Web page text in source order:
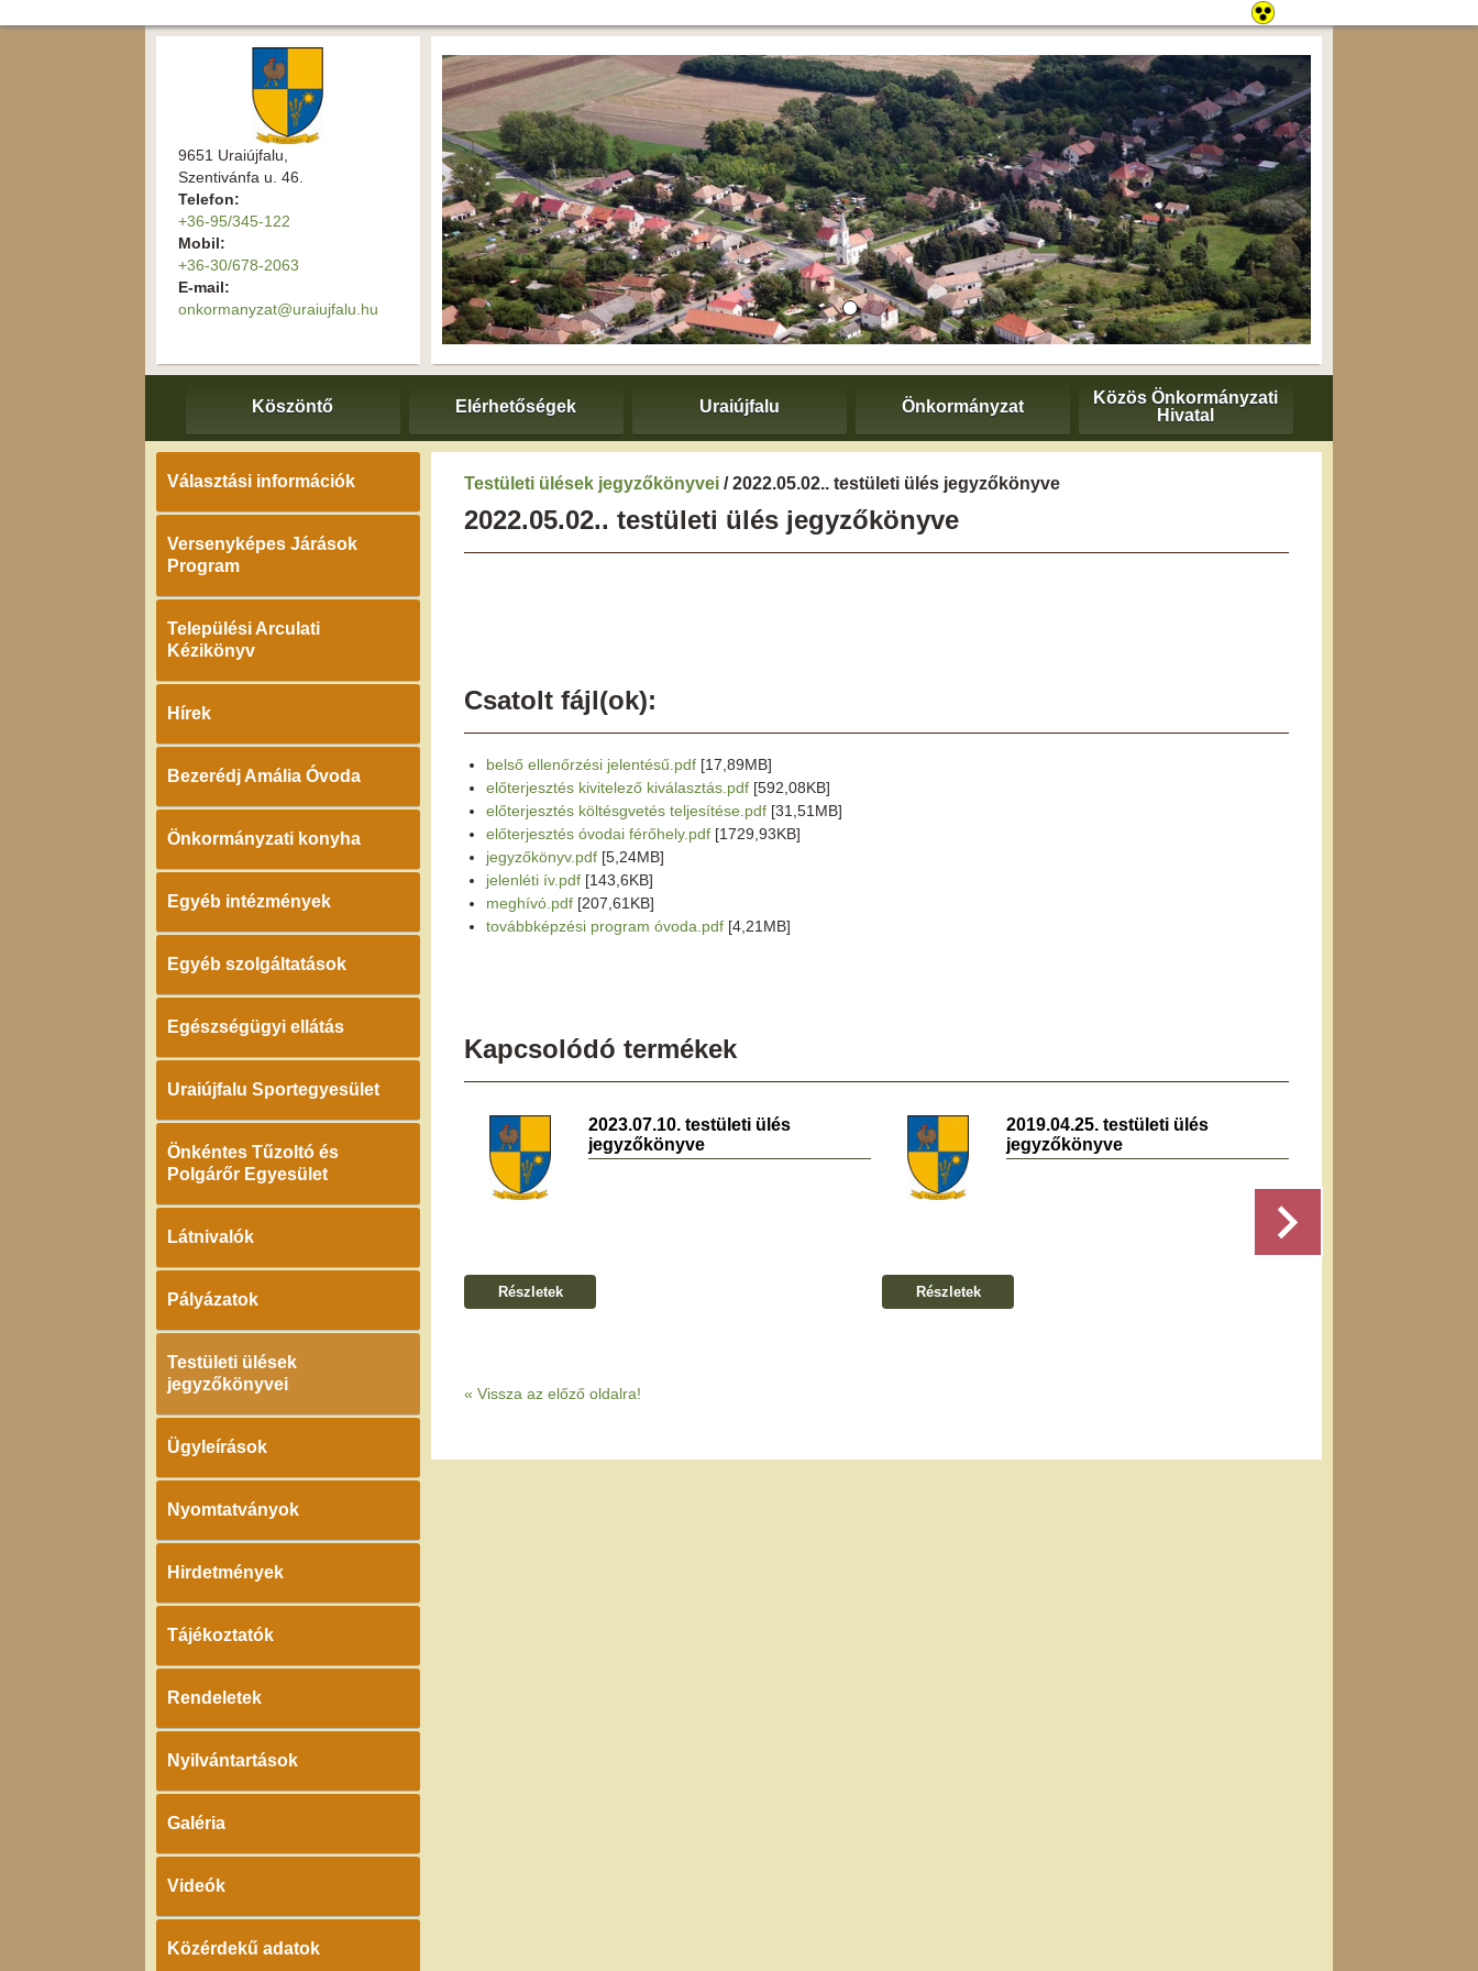
9651 Uraiújfalu,
Szentivánfa u. 46.
Telefon:
+36-95/345-122
Mobil:
+36-30/678-2063
E-mail:
onkormanyzat@uraiujfalu.hu
Köszöntő Elérhetőségek Uraiújfalu Önkormányzat
Közös Önkormányzati
Hivatal
Választási információk
Versenyképes Járások
Program
Települési Arculati
Kézikönyv
Hírek
Bezerédj Amália Óvoda
Önkormányzati konyha
Egyéb intézmények
Egyéb szolgáltatások
Egészségügyi ellátás
Uraiújfalu Sportegyesület
Önkéntes Tűzoltó és
Polgárőr Egyesület
Látnivalók
Pályázatok
Testületi ülések
jegyzőkönyvei
Ügyleírások
Nyomtatványok
Hirdetmények
Tájékoztatók
Rendeletek
Nyilvántartások
Galéria
Videók
Közérdekű adatok
Testületi ülések jegyzőkönyvei / 2022.05.02.. testületi ülés jegyzőkönyve
2022.05.02.. testületi ülés jegyzőkönyve
Csatolt fájl(ok):
belső ellenőrzési jelentésű.pdf [17,89MB]
előterjesztés kivitelező kiválasztás.pdf [592,08KB]
előterjesztés költésgvetés teljesítése.pdf [31,51MB]
előterjesztés óvodai férőhely.pdf [1729,93KB]
jegyzőkönyv.pdf [5,24MB]
jelenléti ív.pdf [143,6KB]
meghívó.pdf [207,61KB]
továbbképzési program óvoda.pdf [4,21MB]
Kapcsolódó termékek
2023.07.10. testületi ülés
jegyzőkönyve
Részletek
2019.04.25. testületi ülés
jegyzőkönyve
Részletek
« Vissza az előző oldalra!